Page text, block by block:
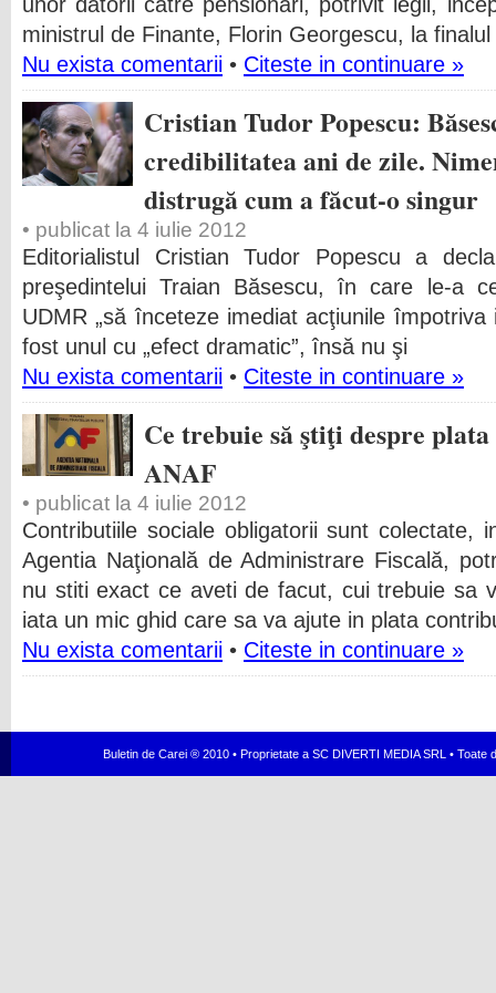
ministrul de Finante, Florin Georgescu, la
Nu exista comentarii • Citeste in continuare »
Cristian Tudor Popescu:
credibilitatea ani de zile.
distrugă cum a făcut-o singur
• publicat la 4 iulie 2012
Editorialistul Cristian Tudor Popescu a
preşedintelui Traian Băsescu, în care le-a
UDMR „să înceteze imediat acţiunile
fost unul cu „efect dramatic”, însă nu şi
Nu exista comentarii • Citeste in continuare »
Ce trebuie să ştiţi despre
ANAF
• publicat la 4 iulie 2012
Contributiile sociale obligatorii sunt colectate,
Agentia Naţională de Administrare Fiscală,
nu stiti exact ce aveti de facut, cui trebuie sa
iata un mic ghid care sa va ajute in plata
Nu exista comentarii • Citeste in continuare »
Buletin de Carei ® 2010 • Proprietate a SC DIVERTI MEDIA SRL •